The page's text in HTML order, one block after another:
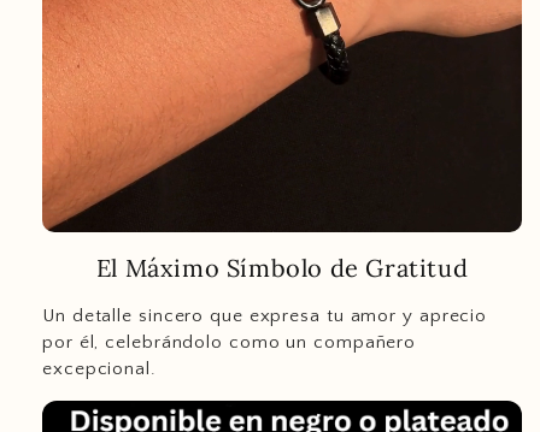
El Máximo Símbolo de Gratitud
Un detalle sincero que expresa tu amor y aprecio
por él, celebrándolo como un compañero
excepcional.